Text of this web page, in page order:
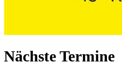
Nächste Termine